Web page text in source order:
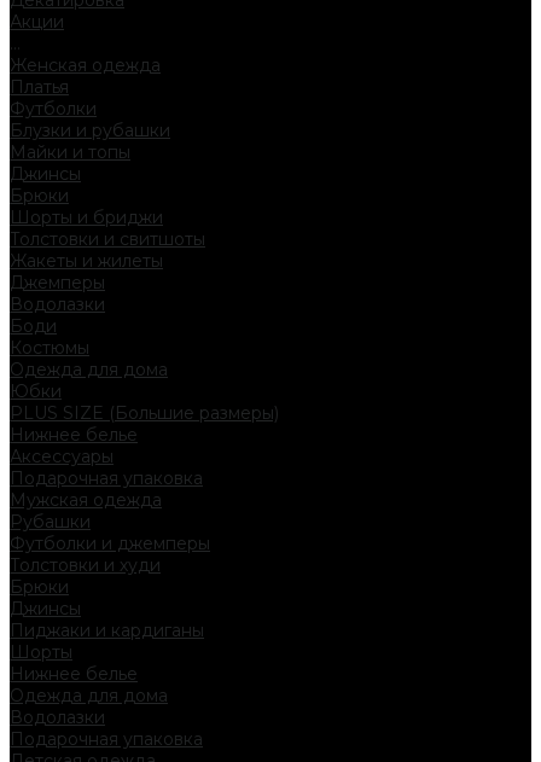
Акции
...
Женская одежда
Платья
Футболки
Блузки и рубашки
Майки и топы
Джинсы
Брюки
Шорты и бриджи
Толстовки и свитшоты
Жакеты и жилеты
Джемперы
Водолазки
Боди
Костюмы
Одежда для дома
Юбки
PLUS SIZE (Большие размеры)
Нижнее белье
Аксессуары
Подарочная упаковка
Мужская одежда
Рубашки
Футболки и джемперы
Толстовки и худи
Брюки
Джинсы
Пиджаки и кардиганы
Шорты
Нижнее белье
Одежда для дома
Водолазки
Подарочная упаковка